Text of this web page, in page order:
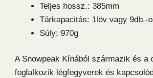
Teljes hossz.: 385mm
Tárkapacitás: 1löv vagy 9db.-
Súly: 970g
A Snowpeak Kínából származik és a
foglalkozik légfegyverek és